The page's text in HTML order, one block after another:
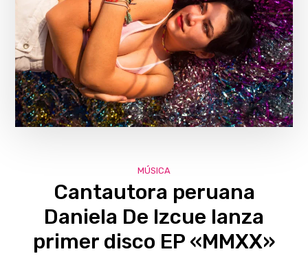
MÚSICA
Cantautora peruana
Daniela De Izcue lanza
primer disco EP «MMXX»